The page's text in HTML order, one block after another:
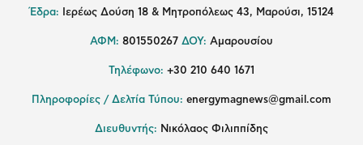
Έδρα: Ιερέως Δούση 18 & Μητροπόλεως 43, Μαρούσι, 15124
ΑΦΜ: 801550267 ΔΟΥ: Αμαρουσίου
Τηλέφωνο: +30 210 640 1671
Πληροφορίες / Δελτία Τύπου: energymagnews@gmail.com
Διευθυντής: Νικόλαος Φιλιππίδης